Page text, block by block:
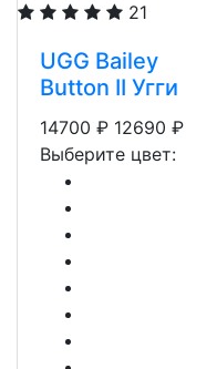
21
UGG Bailey
Button II Угги
14700 ₽ 12690 ₽
Выберите цвет: